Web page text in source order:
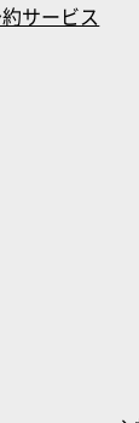
サービス